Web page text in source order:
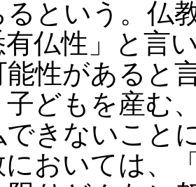
という。仏
有仏性」と言
能性があると
子どもを産む
できないこと
おいては、